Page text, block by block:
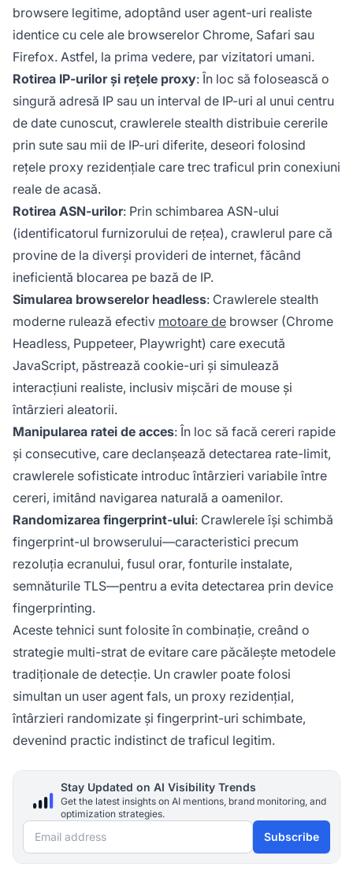
browsere legitime, adoptând user agent-uri realiste
identice cu cele ale browserelor Chrome, Safari sau
Firefox. Astfel, la prima vedere, par vizitatori umani.
Rotirea IP-urilor și rețele proxy: În loc să folosească o
singură adresă IP sau un interval de IP-uri al unui centru
de date cunoscut, crawlerele stealth distribuie cererile
prin sute sau mii de IP-uri diferite, deseori folosind
rețele proxy rezidențiale care trec traficul prin conexiuni
reale de acasă.
Rotirea ASN-urilor: Prin schimbarea ASN-ului
(identificatorul furnizorului de rețea), crawlerul pare că
provine de la diverși provideri de internet, făcând
ineficientă blocarea pe bază de IP.
Simularea browserelor headless: Crawlerele stealth
moderne rulează efectiv motoare de browser (Chrome
Headless, Puppeteer, Playwright) care execută
JavaScript, păstrează cookie-uri și simulează
interacțiuni realiste, inclusiv mișcări de mouse și
întârzieri aleatorii.
Manipularea ratei de acces: În loc să facă cereri rapide
și consecutive, care declanșează detectarea rate-limit,
crawlerele sofisticate introduc întârzieri variabile între
cereri, imitând navigarea naturală a oamenilor.
Randomizarea fingerprint-ului: Crawlerele își schimbă
fingerprint-ul browserului—caracteristici precum
rezoluția ecranului, fusul orar, fonturile instalate,
semnăturile TLS—pentru a evita detectarea prin device
fingerprinting.
Aceste tehnici sunt folosite în combinație, creând o
strategie multi-strat de evitare care păcălește metodele
tradiționale de detecție. Un crawler poate folosi
simultan un user agent fals, un proxy rezidențial,
întârzieri randomizate și fingerprint-uri schimbate,
devenind practic indistinct de traficul legitim.
Stay Updated on AI Visibility Trends
Get the latest insights on AI mentions, brand monitoring, and
optimization strategies.
Email address Subscribe